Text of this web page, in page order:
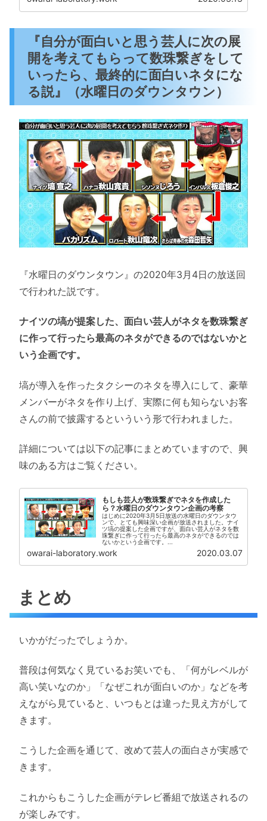
『自分が面白いと思う芸人に次の展
開を考えてもらって数珠繋ぎをして
いったら、最終的に面白いネタにな
る説』（水曜日のダウンタウン）
『水曜日のダウンタウン』の2020年3月4日の放送回
で行われた説です。
ナイツの塙が提案した、面白い芸人がネタを数珠繋ぎ
に作って行ったら最高のネタができるのではないかと
いう企画です。
塙が導入を作ったタクシーのネタを導入にして、豪華
メンバーがネタを作り上げ、実際に何も知らないお客
さんの前で披露するといういう形で行われました。
詳細については以下の記事にまとめていますので、興
味のある方はご覧ください。
もしも芸人が数珠繋ぎでネタを作成した
ら？水曜日のダウンタウン企画の考察
はじめに2020年3月5日放送の水曜日のダウンタウ
ンで、とても興味深い企画が放送されました。ナイ
ツ塙の提案した企画ですが、面白い芸人がネタを数
珠繋ぎに作って行ったら最高のネタができるのでは
ないかという企画です。...
owarai-laboratory.work 2020.03.07
まとめ
いかがだったでしょうか。
普段は何気なく見ているお笑いでも、「何がレベルが
高い笑いなのか」「なぜこれが面白いのか」などを考
えながら見ていると、いつもとは違った見え方がして
きます。
こうした企画を通じて、改めて芸人の面白さが実感で
きます。
これからもこうした企画がテレビ番組で放送されるの
が楽しみです。